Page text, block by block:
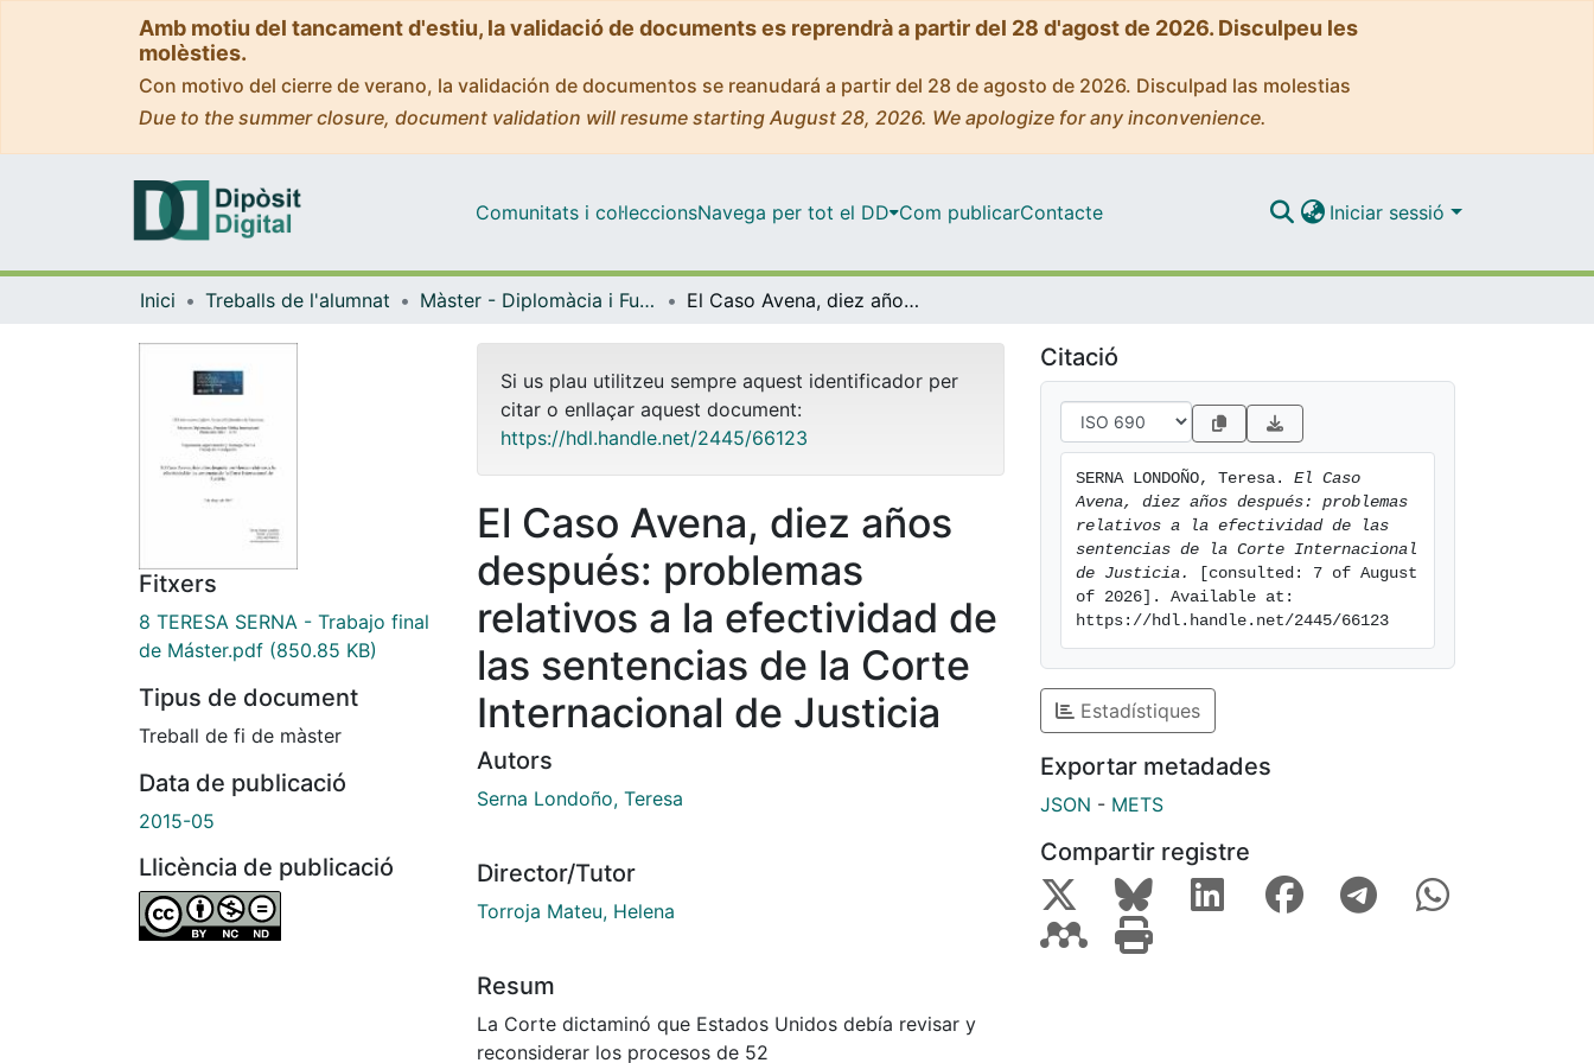
Amb motiu del tancament d'estiu, la validació de documents es reprendrà a partir del 28 d'agost de 2026. Disculpeu les
molèsties.
Con motivo del cierre de verano, la validación de documentos se reanudará a partir del 28 de agosto de 2026. Disculpad las molestias
Due to the summer closure, document validation will resume starting August 28, 2026. We apologize for any inconvenience.
Comunitats i col·leccionsNavega per tot el DD Com publicarContacte Iniciar sessió
Inici Treballs de l'alumnat Màster - Diplomàcia i Funció Pública Internacional El Caso Avena, diez años después: problemas relativos a la efectividad de las sentencias de la Corte Internacional de Justicia
Fitxers
8 TERESA SERNA - Trabajo final
de Máster.pdf (850.85 KB)
Tipus de document
Treball de fi de màster
Data de publicació
2015-05
Llicència de publicació
Si us plau utilitzeu sempre aquest identificador per
citar o enllaçar aquest document:
https://hdl.handle.net/2445/66123
El Caso Avena, diez años
después: problemas
relativos a la efectividad de
las sentencias de la Corte
Internacional de Justicia
Autors
Serna Londoño, Teresa
Director/Tutor
Torroja Mateu, Helena
Resum
La Corte dictaminó que Estados Unidos debía revisar y
reconsiderar los procesos de 52
Citació
SERNA LONDOÑO, Teresa. El Caso
Avena, diez años después: problemas
relativos a la efectividad de las
sentencias de la Corte Internacional
de Justicia.
[consulted: 7 of August
of 2026]. Available at:
https://hdl.handle.net/2445/66123
Estadístiques
Exportar metadades
JSON - METS
Compartir registre